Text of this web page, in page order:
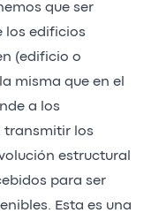
que ser
los edificios
(edificio o
misma que en el
a los
transmitir los
estructural
para ser
Esta es una